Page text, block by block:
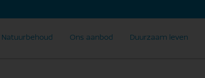
Natuurbehoud Ons aanbod Duurzaam leven